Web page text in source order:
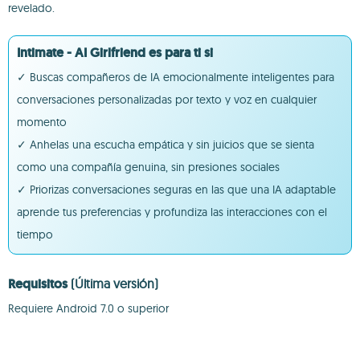
revelado.
Intimate - AI Girlfriend es para ti si
✓ Buscas compañeros de IA emocionalmente inteligentes para
conversaciones personalizadas por texto y voz en cualquier
momento
✓ Anhelas una escucha empática y sin juicios que se sienta
como una compañía genuina, sin presiones sociales
✓ Priorizas conversaciones seguras en las que una IA adaptable
aprende tus preferencias y profundiza las interacciones con el
tiempo
Requisitos (Última versión)
Requiere Android 7.0 o superior